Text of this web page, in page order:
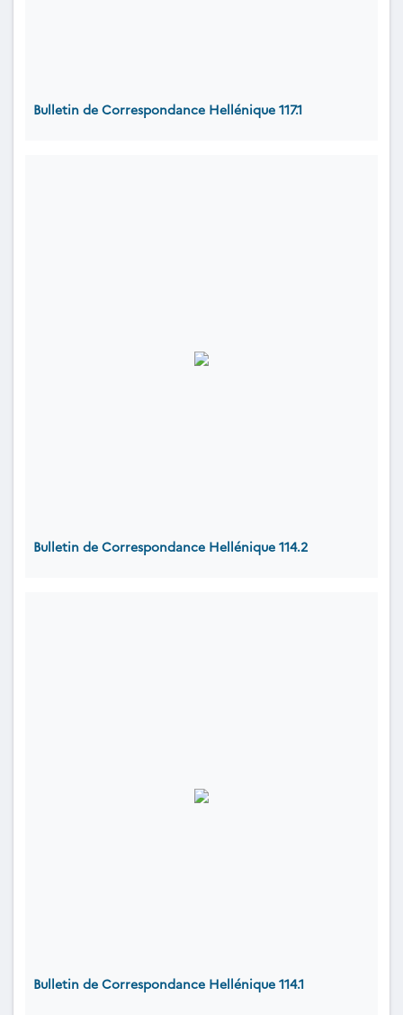
Bulletin de Correspondance Hellénique 117.1
Bulletin de Correspondance Hellénique 114.2
Bulletin de Correspondance Hellénique 114.1